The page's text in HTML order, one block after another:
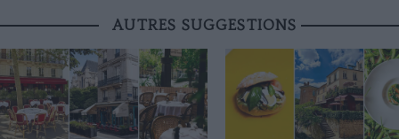
AUTRES SUGGESTIONS